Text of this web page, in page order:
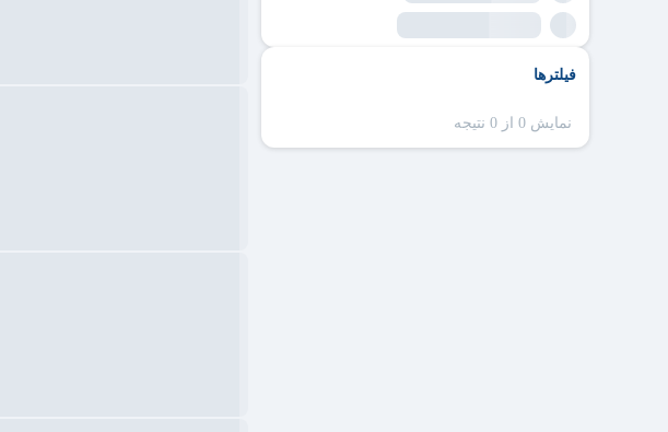
فیلترها
نمایش 0 از 0 نتیجه